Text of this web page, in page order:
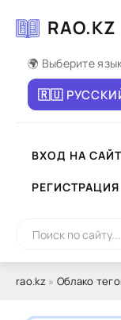
RAO.KZ
🌍 Выберите
🇷🇺
ВХОД НА САЙТ
РЕГИСТРАЦИЯ
rao.kz» Облако